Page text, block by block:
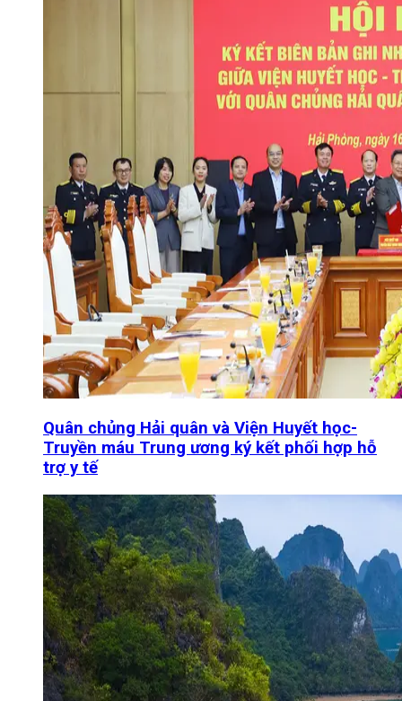
Quân chủng Hải quân và Viện Huyết học-
Truyền máu Trung ương ký kết phối hợp hỗ
trợ y tế